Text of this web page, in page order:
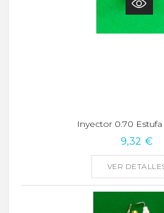
Inyector 0.70 Estufa
9,32 €
VER